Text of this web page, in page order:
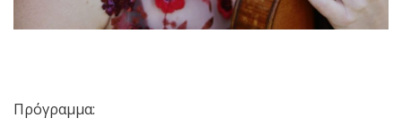
Πρόγραμμα: